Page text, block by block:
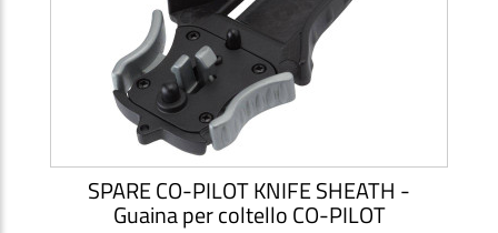
SPARE CO-PILOT KNIFE SHEATH -
Guaina per coltello CO-PILOT